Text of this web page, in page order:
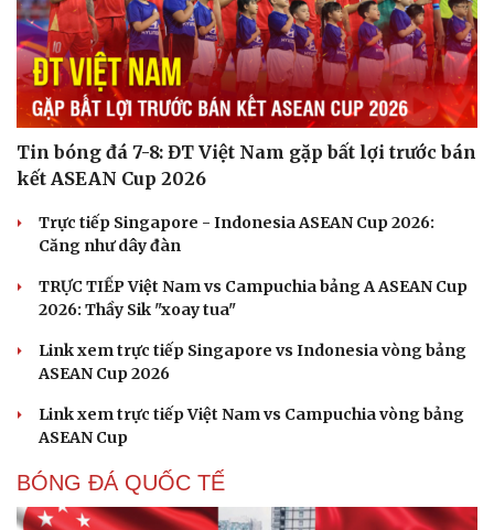
Tin bóng đá 7-8: ĐT Việt Nam gặp bất lợi trước bán
kết ASEAN Cup 2026
Trực tiếp Singapore - Indonesia ASEAN Cup 2026:
Căng như dây đàn
TRỰC TIẾP Việt Nam vs Campuchia bảng A ASEAN Cup
2026: Thầy Sik "xoay tua"
Link xem trực tiếp Singapore vs Indonesia vòng bảng
ASEAN Cup 2026
Link xem trực tiếp Việt Nam vs Campuchia vòng bảng
ASEAN Cup
BÓNG ĐÁ QUỐC TẾ